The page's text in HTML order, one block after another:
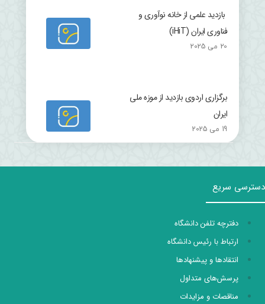
بازدید علمی از خانه نوآوری و
فناوری ایران (iHiT)
20 می 2025
برگزاری اردوی بازدید از موزه ملی
ایران
19 می 2025
دسترسی سریع
دفترچه تلفن دانشگاه
ارتباط با رئیس دانشگاه
انتقادها و پیشنهادها
پرسش‌های متداول
مناقصات و مزایدات